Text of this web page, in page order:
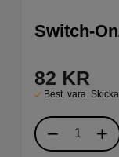
Switch-
82 KR
Best. vara.